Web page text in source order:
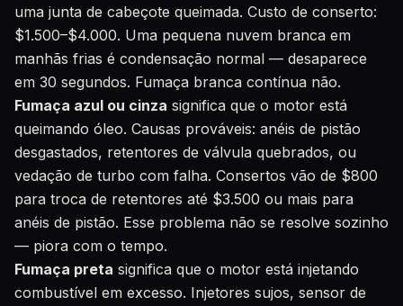
uma junta de cabeçote queimada. Custo de conserto:
$1.500–$4.000. Uma pequena nuvem branca em
manhãs frias é condensação normal — desaparece
em 30 segundos. Fumaça branca contínua não.
Fumaça azul ou cinza significa que o motor está
queimando óleo. Causas prováveis: anéis de pistão
desgastados, retentores de válvula quebrados, ou
vedação de turbo com falha. Consertos vão de $800
para troca de retentores até $3.500 ou mais para
anéis de pistão. Esse problema não se resolve sozinho
— piora com o tempo.
Fumaça preta significa que o motor está injetando
combustível em excesso. Injetores sujos, sensor de